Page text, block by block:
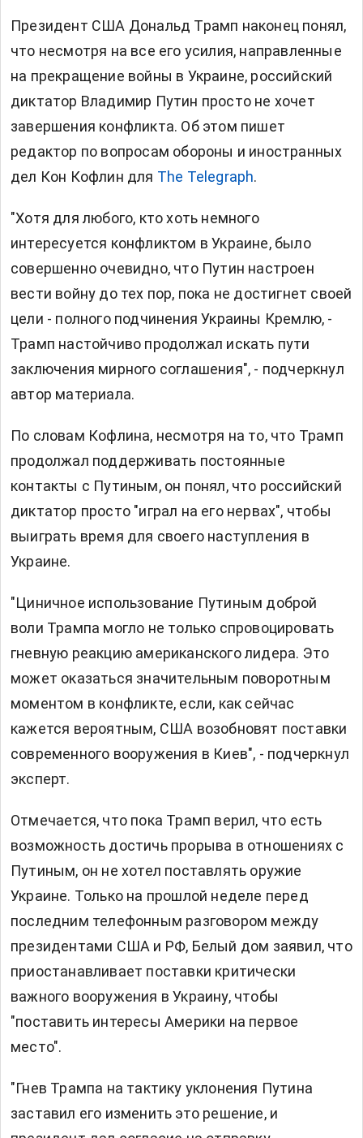
Президент США Дональд Трамп наконец понял,
что несмотря на все его усилия, направленные
на прекращение войны в Украине, российский
диктатор Владимир Путин просто не хочет
завершения конфликта. Об этом пишет
редактор по вопросам обороны и иностранных
дел Кон Кофлин для The Telegraph.
"Хотя для любого, кто хоть немного
интересуется конфликтом в Украине, было
совершенно очевидно, что Путин настроен
вести войну до тех пор, пока не достигнет своей
цели - полного подчинения Украины Кремлю, -
Трамп настойчиво продолжал искать пути
заключения мирного соглашения", - подчеркнул
автор материала.
По словам Кофлина, несмотря на то, что Трамп
продолжал поддерживать постоянные
контакты с Путиным, он понял, что российский
диктатор просто "играл на его нервах", чтобы
выиграть время для своего наступления в
Украине.
"Циничное использование Путиным доброй
воли Трампа могло не только спровоцировать
гневную реакцию американского лидера. Это
может оказаться значительным поворотным
моментом в конфликте, если, как сейчас
кажется вероятным, США возобновят поставки
современного вооружения в Киев", - подчеркнул
эксперт.
Отмечается, что пока Трамп верил, что есть
возможность достичь прорыва в отношениях с
Путиным, он не хотел поставлять оружие
Украине. Только на прошлой неделе перед
последним телефонным разговором между
президентами США и РФ, Белый дом заявил, что
приостанавливает поставки критически
важного вооружения в Украину, чтобы
"поставить интересы Америки на первое
место".
"Гнев Трампа на тактику уклонения Путина
заставил его изменить это решение, и